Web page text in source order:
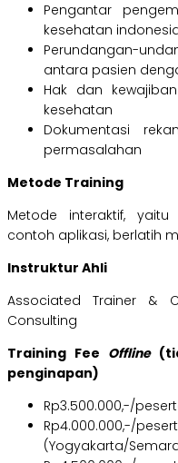
Pengantar
kesehatan
Perundangan-
antara pasien
Hak dan
kesehatan
Dokumentasi
permasalahan
Metode Training
Metode interaktif,
contoh aplikasi, berlatih
Instruktur Ahli
Associated Trainer &
Consulting
Training Fee Offline
penginapan)
Rp3.500.000,-/
Rp4.000.000,-/
(Yogyakarta/